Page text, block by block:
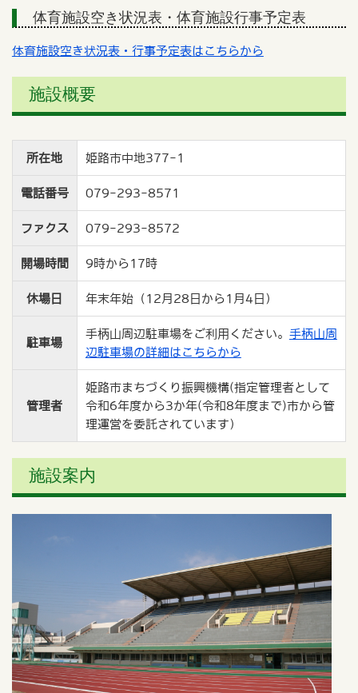
体育施設空き状況表・体育施設行事予定表
体育施設空き状況表・行事予定表はこちらから
施設概要
所在地 姫路市中地377-1
電話番号 079-293-8571
ファクス 079-293-8572
開場時間 9時から17時
休場日 年末年始（12月28日から1月4日）
駐車場
手柄山周辺駐車場をご利用ください。 手柄山周
辺駐車場の詳細はこちらから
管理者
姫路市まちづくり振興機構(指定管理者として
令和6年度から3か年(令和8年度まで)市から管
理運営を委託されています）
施設案内